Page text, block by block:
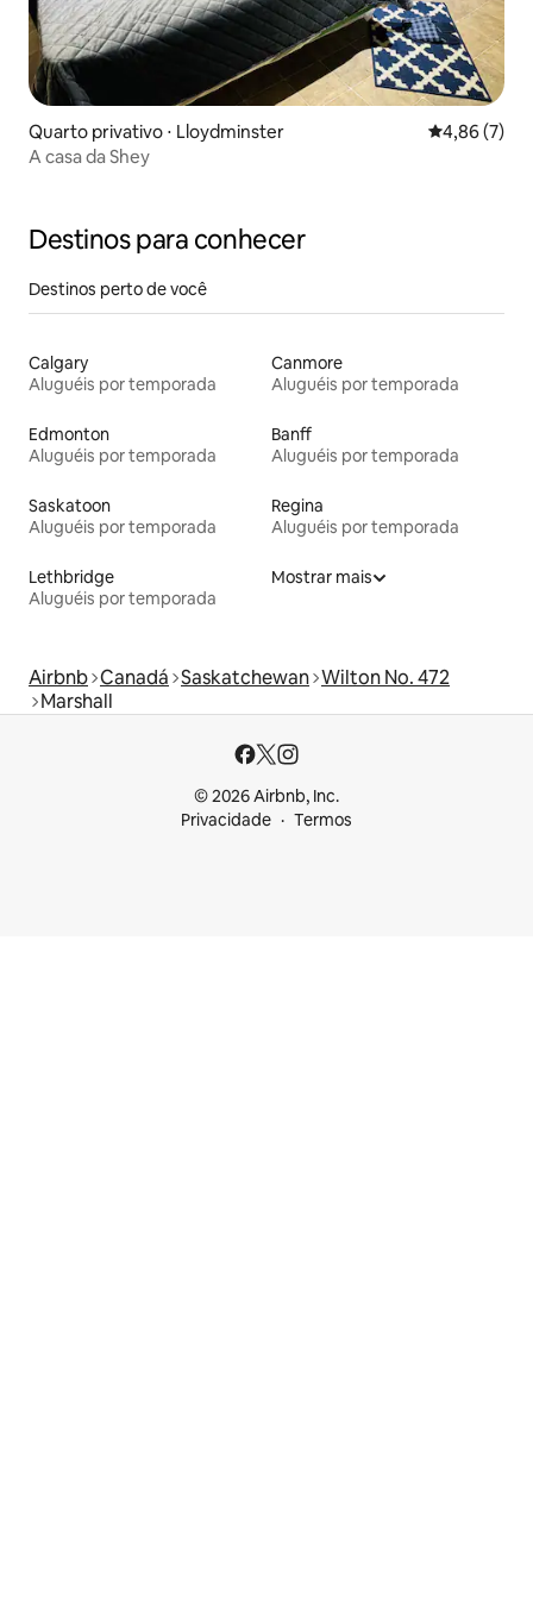
Quarto privativo ⋅ Lloydminster 4,86 de uma
4,86 (7)
A casa da Shey
Destinos para conhecer
Destinos perto de você
Calgary
Aluguéis por temporada
Canmore
Aluguéis por temporada
Edmonton
Aluguéis por temporada
Banff
Aluguéis por temporada
Saskatoon
Aluguéis por temporada
Regina
Aluguéis por temporada
Lethbridge
Aluguéis por temporada
Mostrar mais
Airbnb Canadá Saskatchewan Wilton No. 472
Marshall
© 2026 Airbnb, Inc.
Privacidade
Termos